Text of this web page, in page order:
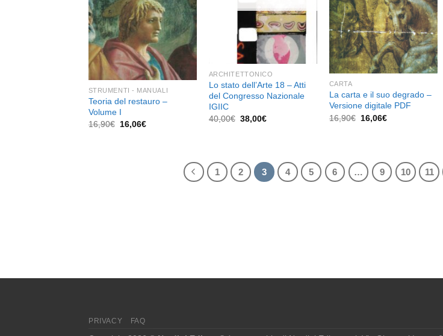
STRUMENTI - MANUALI
Teoria del restauro –
Volume I
16,90€ Il
16,06€Il
ARCHITETTONICO
Lo stato dell’Arte 18 – Atti
del Congresso Nazionale
IGIIC
40,00€ Il
38,00€Il
CARTA
La carta e il suo degrado –
Versione digitale PDF
16,90€ Il
prezzo
16,06€Il
1 2 3 4 5 6 … 9 10 11
PRIVACY FAQ